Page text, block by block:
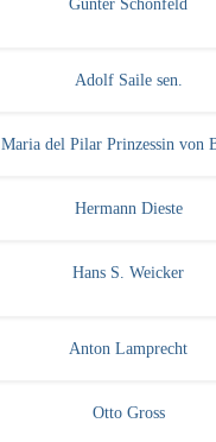
Günter Schönfeld
Adolf Saile sen.
Maria del Pilar Prinzessin von
Hermann Dieste
Hans S. Weicker
Anton Lamprecht
Otto Gross